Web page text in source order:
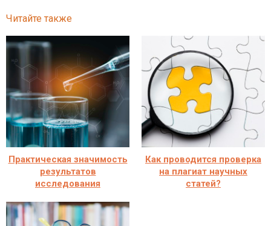
Читайте также
Практическая значимость
результатов
исследования
Как проводится проверка
на плагиат научных
статей?